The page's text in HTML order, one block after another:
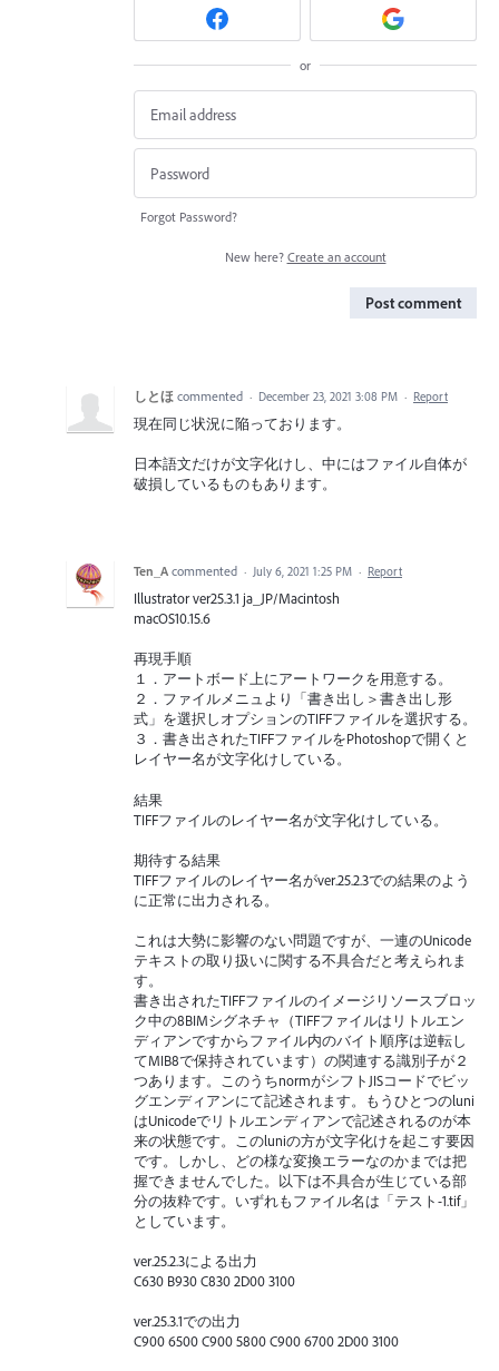
or
Forgot Password?
New here? Create an account
Post comment
しとほ commented · December 23, 2021 3:08 PM · Report
現在同じ状況に陥っております。
日本語文だけが文字化けし、中にはファイル自体が
破損しているものもあります。
Ten_A commented · July 6, 2021 1:25 PM · Report
Illustrator ver25.3.1 ja_JP/Macintosh
macOS10.15.6
再現手順
１．アートボード上にアートワークを用意する。
２．ファイルメニュより「書き出し＞書き出し形
式」を選択しオプションのTIFFファイルを選択する。
３．書き出されたTIFFファイルをPhotoshopで開くと
レイヤー名が文字化けしている。
結果
TIFFファイルのレイヤー名が文字化けしている。
期待する結果
TIFFファイルのレイヤー名がver.25.2.3での結果のよう
に正常に出力される。
これは大勢に影響のない問題ですが、一連のUnicode
テキストの取り扱いに関する不具合だと考えられま
す。
書き出されたTIFFファイルのイメージリソースブロッ
ク中の8BIMシグネチャ（TIFFファイルはリトルエン
ディアンですからファイル内のバイト順序は逆転し
てMIB8で保持されています）の関連する識別子が２
つあります。このうちnormがシフトJISコードでビッ
グエンディアンにて記述されます。もうひとつのluni
はUnicodeでリトルエンディアンで記述されるのが本
来の状態です。このluniの方が文字化けを起こす要因
です。しかし、どの様な変換エラーなのかまでは把
握できませんでした。以下は不具合が生じている部
分の抜粋です。いずれもファイル名は「テスト-1.tif」
としています。
ver.25.2.3による出力
C630 B930 C830 2D00 3100
ver.25.3.1での出力
C900 6500 C900 5800 C900 6700 2D00 3100